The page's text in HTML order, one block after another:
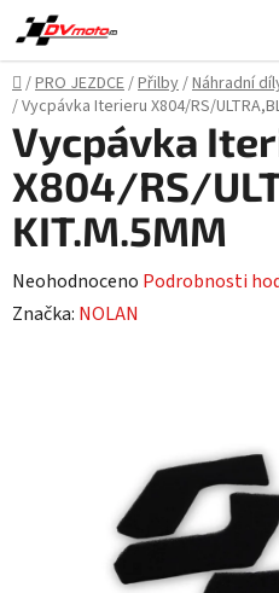
Přejít
na
obsah
Domů
/PRO JEZDCE/Přilby/Náhradní
/Vycpávka Iterieru X804/RS/
Vycpávka
X804/RS/
KIT.M.5MM
Průměrné
hodnocení
Neohodnoceno Podrobnosti
Značka: NOLAN